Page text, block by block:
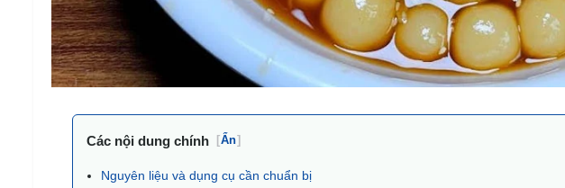
Các nội dung chính [Ẩn]
Nguyên liệu và dụng cụ cần chuẩn bị